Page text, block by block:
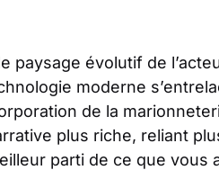
paysage évolutif de
moderne
de la
plus riche, reliant
parti de ce que vous